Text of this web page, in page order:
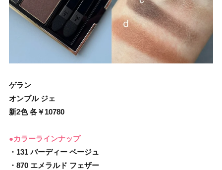
ゲラン
オンブル ジェ
新2色 各￥10780
●カラーラインナップ
・131 バーディー ベージュ
・870 エメラルド フェザー